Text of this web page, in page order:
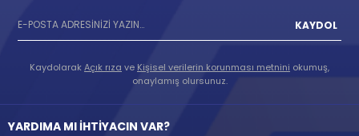
KAYDOL
KaydolarakAçık rıza ve Kişisel verilerin korunması metnini okumuş,
onaylamış olursunuz.
YARDIMA MI İHTİYACIN VAR?